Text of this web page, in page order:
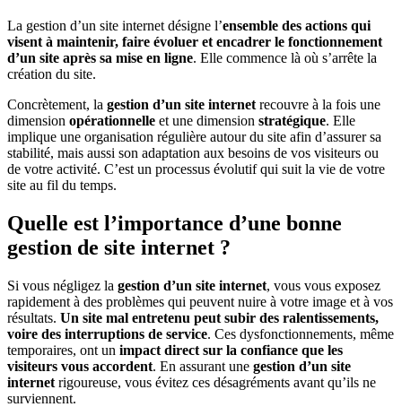
La gestion d’un site internet désigne l’ensemble des actions qui
visent à maintenir, faire évoluer et encadrer le fonctionnement
d’un site après sa mise en ligne. Elle commence là où s’arrête la
création du site.
Concrètement, la gestion d’un site internet recouvre à la fois une
dimension opérationnelle et une dimension stratégique. Elle
implique une organisation régulière autour du site afin d’assurer sa
stabilité, mais aussi son adaptation aux besoins de vos visiteurs ou
de votre activité. C’est un processus évolutif qui suit la vie de votre
site au fil du temps.
Quelle est l’importance d’une bonne
gestion de site internet ?
Si vous négligez la gestion d’un site internet, vous vous exposez
rapidement à des problèmes qui peuvent nuire à votre image et à vos
résultats. Un site mal entretenu peut subir des ralentissements,
voire des interruptions de service. Ces dysfonctionnements, même
temporaires, ont un impact direct sur la confiance que les
visiteurs vous accordent. En assurant une gestion d’un site
internet rigoureuse, vous évitez ces désagréments avant qu’ils ne
surviennent.